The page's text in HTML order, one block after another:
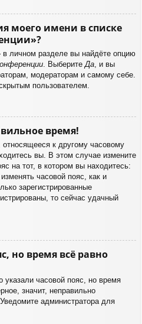
моего имени в списке
в личном разделе вы найдёте опцию
. Выберите Да , и вы
модераторам и самому себе.
пользователем.
время!
к другому часовому
вы. В этом случае измените
на тот, в котором вы находитесь:
часовой пояс, как и
зарегистрированные
то сейчас удачный
но время всё равно
часовой пояс, но время
значит, неправильно
администратора для